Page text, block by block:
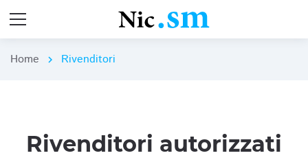
Home chevron_right Rivenditori
Rivenditori autorizzati